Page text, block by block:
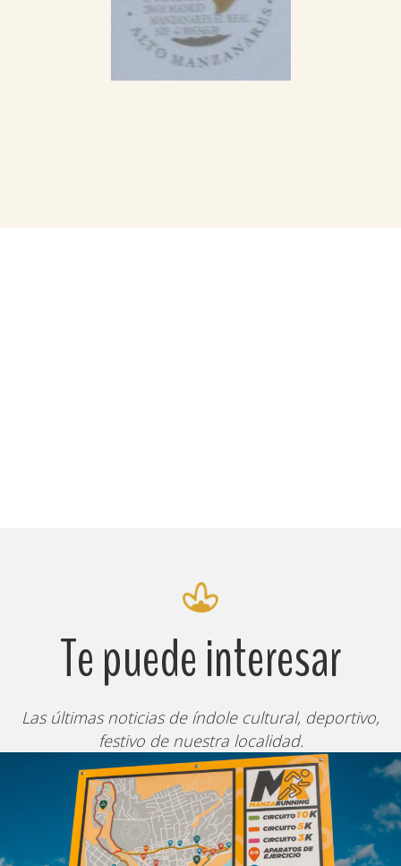
Te puede interesar
Las últimas noticias de índole cultural, deportivo,
festivo de nuestra localidad.